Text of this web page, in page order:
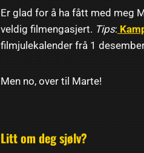
Er glad for å ha fått med meg
veldig filmengasjert. Tips:
filmjulekalender frå 1
Men no, over til Marte!
Litt om deg sjølv?